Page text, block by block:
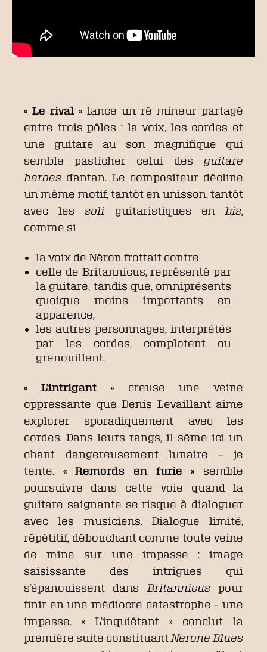
« Le rival » lance un ré mineur partagé
entre trois pôles : la voix, les cordes et
une guitare au sonmagnifique qui
semble pasticher celui des guitare
heroes d’antan. Le compositeur décline
un même motif, tantôt en unisson, tantôt
avec lessoli guitaristiques en bis,
comme si
la voix de Néron frottait contre
celle de Britannicus, représenté par
la guitare, tandis que, omniprésents
quoique moins importants en
apparence,
les autres personnages, interprétés
par les cordes, complotent ou
grenouillent.
« L’intrigant » creuse une veine
oppressante que Denis Levaillant aime
explorer sporadiquement avec les
cordes. Dans leurs rangs, il sème ici un
chant dangereusement lunaire – je
tente. « Remords en furie » semble
poursuivre dans cette voie quand la
guitare saignante se risque à dialoguer
avec les musiciens. Dialogue limité,
répétitif, débouchant comme toute veine
de mine sur une impasse : image
saisissante des intrigues qui
s’épanouissent dans Britannicuspour
finir en une médiocre catastrophe – une
impasse. « L’inquiétant » conclut la
première suite constituant Nerone Blues